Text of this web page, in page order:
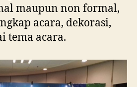
maupun non formal,
acara, dekorasi,
tema acara.